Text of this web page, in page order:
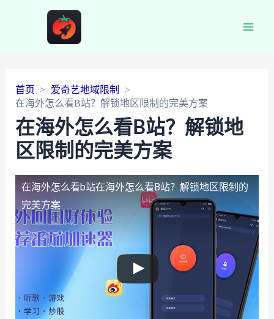
首页
爱奇艺地域限制
在海外怎么看B站？解锁地区限制的完美方案
在海外怎么看B站？解锁地
区限制的完美方案
在海外怎么看b站在海外怎么看B站？解锁地区限制的
完美方案